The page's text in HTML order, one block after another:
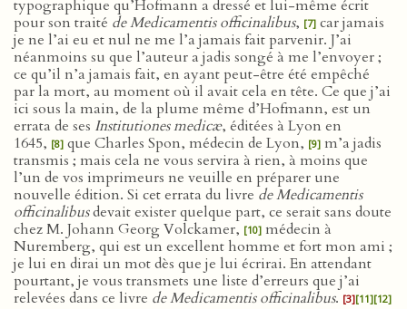
typographique qu’Hofmann a dressé et lui-même écrit
pour son traité de Medicamentis officinalibus, [7] car jamais
je ne l’ai eu et nul ne me l’a jamais fait parvenir. J’ai
néanmoins su que l’auteur a jadis songé à me l’envoyer ;
ce qu’il n’a jamais fait, en ayant peut-être été empêché
par la mort, au moment où il avait cela en tête. Ce que j’ai
ici sous la main, de la plume même d’Hofmann, est un
errata de ses Institutiones medicæ, éditées à Lyon en
1645, [8] que Charles Spon, médecin de Lyon, [9] m’a jadis
transmis ; mais cela ne vous servira à rien, à moins que
l’un de vos imprimeurs ne veuille en préparer une
nouvelle édition. Si cet errata du livre de Medicamentis
officinalibusdevait exister quelque part, ce serait sans doute
chez M. Johann Georg Volckamer, [10] médecin à
Nuremberg, qui est un excellent homme et fort mon ami ;
je lui en dirai un mot dès que je lui écrirai. En attendant
pourtant, je vous transmets une liste d’erreurs que j’ai
relevées dans ce livre de Medicamentis officinalibus. [3][11][12]